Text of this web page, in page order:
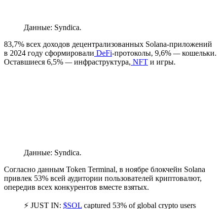
Данные: Syndica.
83,7% всех доходов децентрализованных Solana-приложений
в 2024 году сформировали DeFi-протоколы, 9,6% —кошельки.
Оставшиеся 6,5% —инфраструктура, NFT и игры.
Данные: Syndica.
Согласно данным Token Terminal, в ноябре блокчейн Solana
привлек 53% всей аудитории пользователей криптовалют,
опередив всех конкурентов вместе взятых.
⚡ JUST IN: $SOL captured 53% of global crypto users